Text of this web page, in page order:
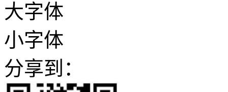
大字体
小字体
分享到：